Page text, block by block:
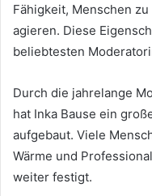
Fähigkeit, Menschen
agieren. Diese
beliebtesten
Durch die jahrelange
hat Inka Bause ein
aufgebaut. Viele
Wärme und
weiter festigt.